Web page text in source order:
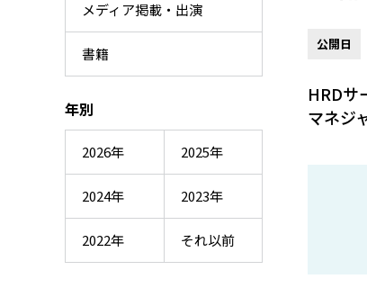
メディア掲載・出演
書籍
年別
2026年 2025年
2024年 2023年
2022年 それ以前
公開日
HRDサ
マネジ